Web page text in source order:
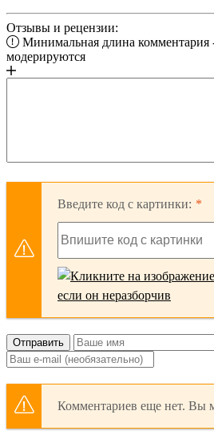
Отзывы и рецензии:
Минимальная длина комментария
модерируются
Введите код с картинки:
Отправить
Комментариев еще нет. Вы